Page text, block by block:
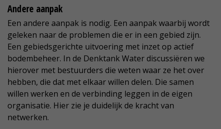
Andere aanpak
Een andere aanpak is nodig. Een aanpak waarbij wordt
geleken naar de problemen die er in een gebied zijn.
Een gebiedsgerichte uitvoering met inzet op actief
bodembeheer. In de Denktank Water discussiëren we
hierover met bestuurders die weten waar ze het over
hebben, die dat met elkaar willen delen. Die samen
willen werken en de verbinding leggen in de eigen
organisatie. Hier zie je duidelijk de kracht van
netwerken.